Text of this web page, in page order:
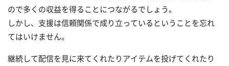
ので多くの収益を得ることにつながるでしょう。
しかし、支援は信頼関係で成り立っているということを忘れ
てはいけません。
継続して配信を見に来てくれたりアイテムを投げてくれたり